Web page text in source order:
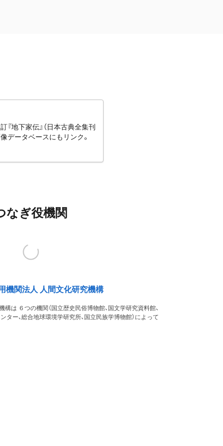
地下家伝』（日本古典全集刊
データベースにもリンク。
なぎ役機関
機関法人 人間文化研究機構
は ６つの機関（国立歴史民俗博物館、国文学研究資料館、
ター、総合地球環境学研究所、国立民族学博物館）によって